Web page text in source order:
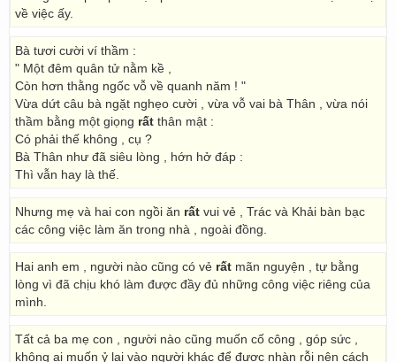
về việc ấy.
Bà tươi cười ví thầm :
" Một đêm quân tử nằm kề ,
Còn hơn thằng ngốc vỗ về quanh năm ! "
Vừa dứt câu bà ngặt nghẹo cười , vừa vỗ vai bà Thân , vừa nói
thầm bằng một giọng rất thân mật :
Có phải thế không , cụ ?
Bà Thân như đã siêu lòng , hớn hở đáp :
Thì vẫn hay là thế.
Nhưng mẹ và hai con ngồi ăn rất vui vẻ , Trác và Khải bàn bạc
các công việc làm ăn trong nhà , ngoài đồng.
Hai anh em , người nào cũng có vẻ rất mãn nguyện , tự bằng
lòng vì đã chịu khó làm được đầy đủ những công việc riêng của
mình.
Tất cả ba mẹ con , người nào cũng muốn cố công , góp sức ,
không ai muốn ỷ lại vào người khác để được nhàn rỗi nên cách